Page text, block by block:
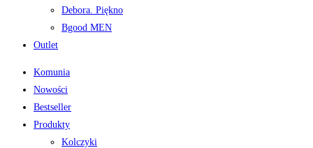
Debora. Piękno
Bgood MEN
Outlet
Komunia
Nowości
Bestseller
Produkty
Kolczyki